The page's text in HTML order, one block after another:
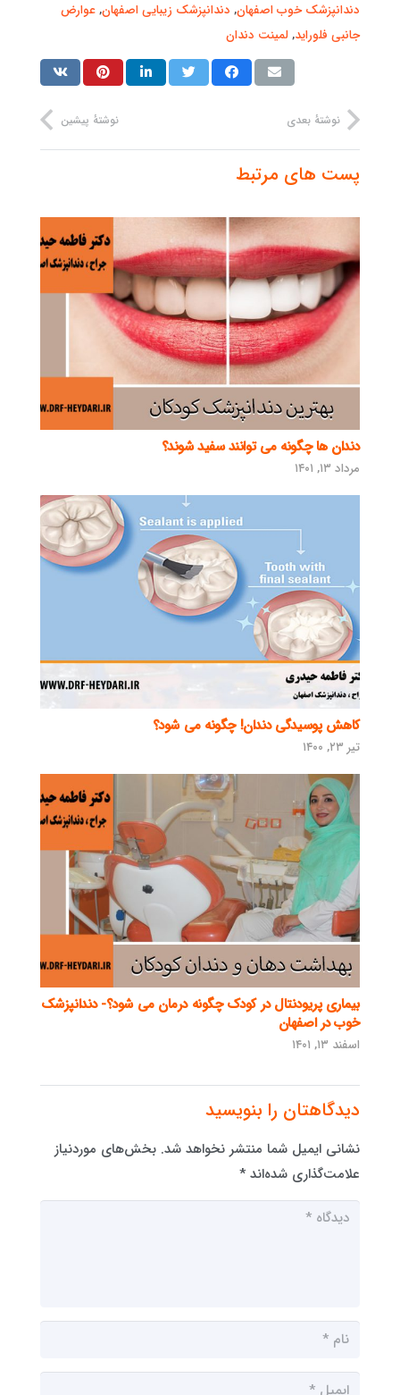
دندانپزشک خوب اصفهان, دندانپزشک زیبایی اصفهان,عوارض
جانبی فلوراید,لمینت دندان
نوشتهٔ پیشین نوشتهٔ بعدی
پست های مرتبط
دندان ها چگونه می توانند سفید شوند؟
مرداد ۱۳, ۱۴۰۱
کاهش پوسیدگی دندان! چگونه می شود؟
تیر ۲۳, ۱۴۰۰
بیماری پریودنتال در کودک چگونه درمان می شود؟- دندانپزشک
خوب در اصفهان
اسفند ۱۳, ۱۴۰۱
دیدگاهتان را بنویسید
نشانی ایمیل شما منتشر نخواهد شد. بخش‌های موردنیاز
علامت‌گذاری شده‌اند *